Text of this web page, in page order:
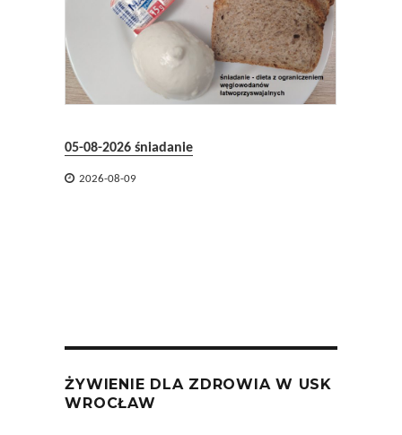
2026 śniadanie
ŻYWIENIE DLA ZDROWIA W USK
WROCŁAW